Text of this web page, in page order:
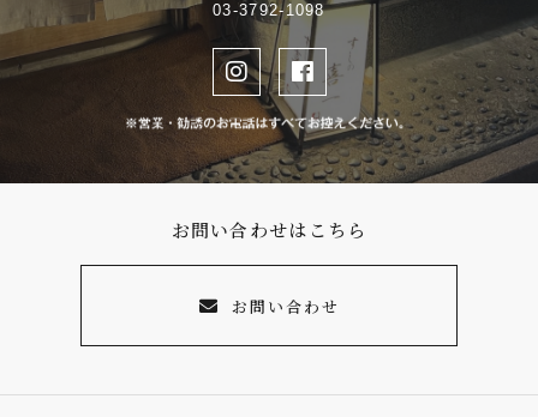
03-3792-1098
お問い合わせはこちら
お問い合わせ